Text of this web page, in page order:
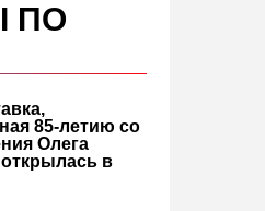
ПО
85-летию со
Олега
в